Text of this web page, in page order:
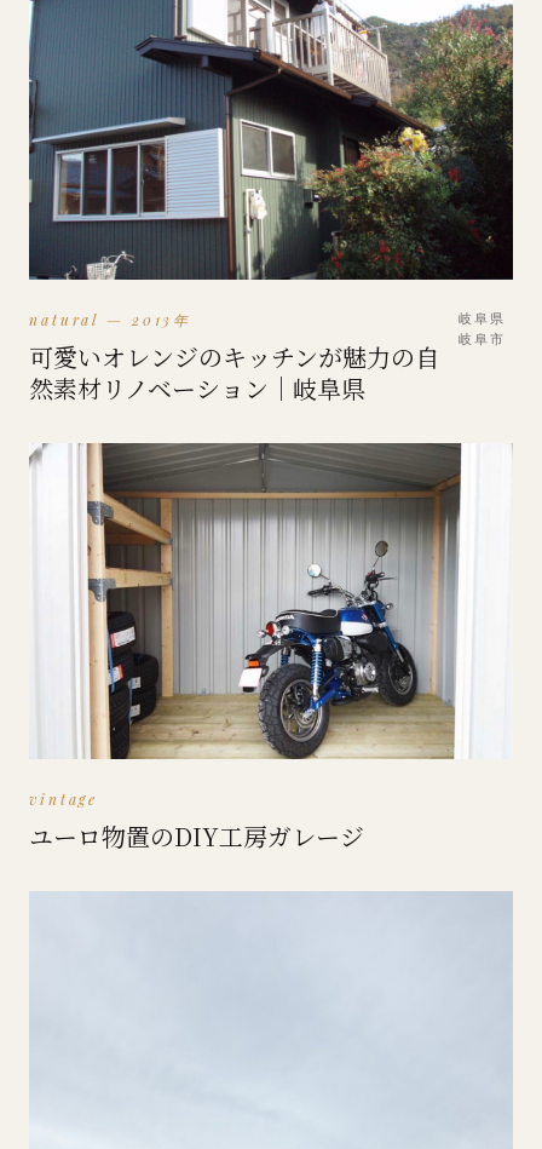
natural — 2013年
可愛いオレンジのキッチンが魅力の自
然素材リノベーション｜岐阜県
岐阜県
岐阜市
vintage
ユーロ物置のDIY工房ガレージ